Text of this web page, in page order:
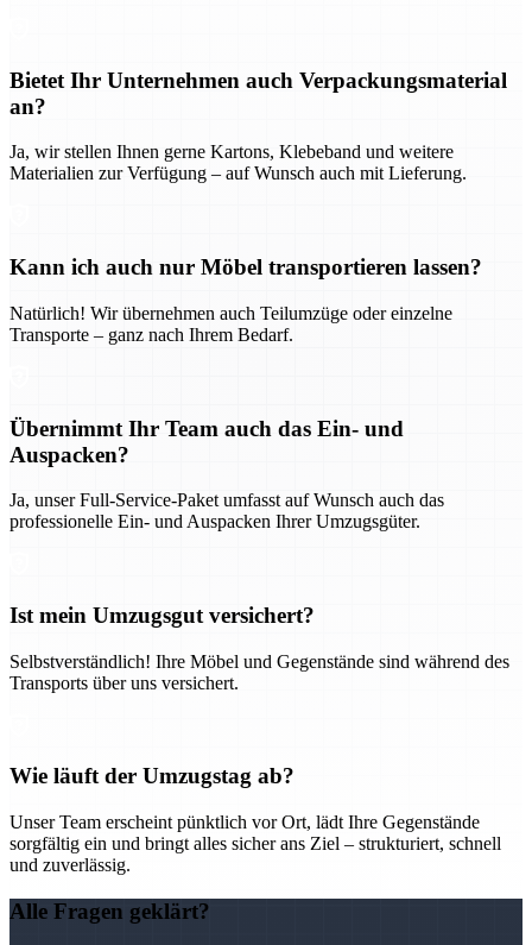
Bietet Ihr Unternehmen auch Verpackungsmaterial
an?
Ja, wir stellen Ihnen gerne Kartons, Klebeband und weitere
Materialien zur Verfügung – auf Wunsch auch mit Lieferung.
Kann ich auch nur Möbel transportieren lassen?
Natürlich! Wir übernehmen auch Teilumzüge oder einzelne
Transporte – ganz nach Ihrem Bedarf.
Übernimmt Ihr Team auch das Ein- und
Auspacken?
Ja, unser Full-Service-Paket umfasst auf Wunsch auch das
professionelle Ein- und Auspacken Ihrer Umzugsgüter.
Ist mein Umzugsgut versichert?
Selbstverständlich! Ihre Möbel und Gegenstände sind während des
Transports über uns versichert.
Wie läuft der Umzugstag ab?
Unser Team erscheint pünktlich vor Ort, lädt Ihre Gegenstände
sorgfältig ein und bringt alles sicher ans Ziel – strukturiert, schnell
und zuverlässig.
Alle Fragen geklärt?